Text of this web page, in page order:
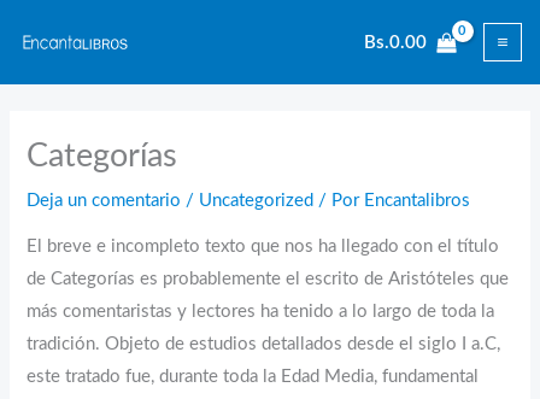
contenido
Bs.0.00
Categorías
Deja un comentario / Uncategorized / Por Encantalibros
El breve e incompleto texto que nos ha llegado con el título
de Categorías es probablemente el escrito de Aristóteles que
más comentaristas y lectores ha tenido a lo largo de toda la
tradición. Objeto de estudios detallados desde el siglo I a.C,
este tratado fue, durante toda la Edad Media, fundamental